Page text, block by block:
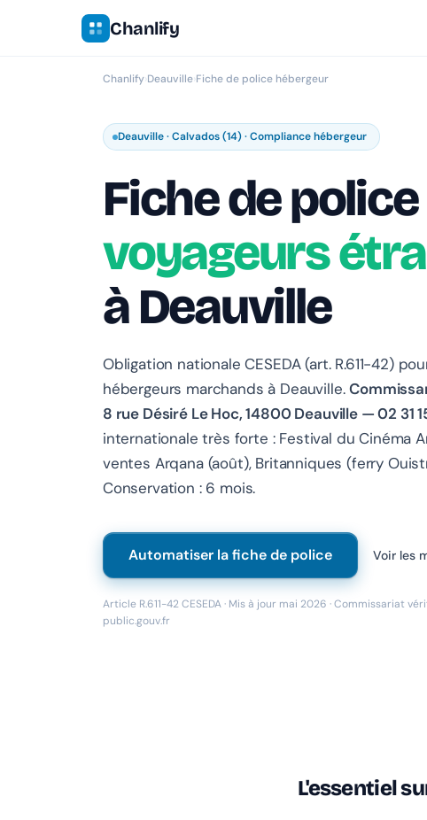
Chanlify
Chanlify›Deauville›Fiche de police hébergeur
Deauville · Calvados (14) · Compliance hébergeur
Fiche de police
voyageurs
à Deauville
Obligation nationale CESEDA (art. R.611-42)
hébergeurs marchands à Deauville.
8 rue Désiré Le Hoc, 14800 Deauville — 02 31
internationale très forte : Festival du Cinéma
ventes Arqana (août), Britanniques (ferry
Conservation : 6 mois.
Automatiser la fiche de police Voir les
Article R.611-42 CESEDA · Mis à jour mai 2026 · Commissariat
public.gouv.fr
L'essentiel